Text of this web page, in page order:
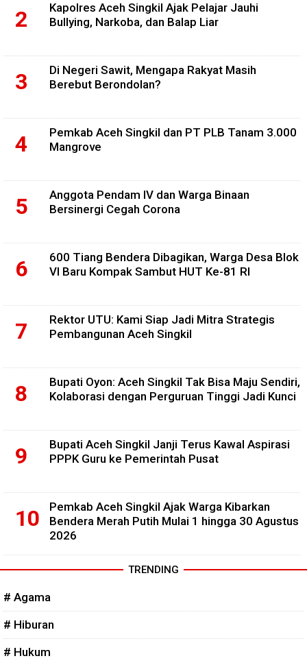
Kapolres Aceh Singkil Ajak Pelajar Jauhi
Bullying, Narkoba, dan Balap Liar
Di Negeri Sawit, Mengapa Rakyat Masih
Berebut Berondolan?
Pemkab Aceh Singkil dan PT PLB Tanam 3.000
Mangrove
Anggota Pendam IV dan Warga Binaan
Bersinergi Cegah Corona
600 Tiang Bendera Dibagikan, Warga Desa Blok
VI Baru Kompak Sambut HUT Ke-81 RI
Rektor UTU: Kami Siap Jadi Mitra Strategis
Pembangunan Aceh Singkil
Bupati Oyon: Aceh Singkil Tak Bisa Maju Sendiri,
Kolaborasi dengan Perguruan Tinggi Jadi Kunci
Bupati Aceh Singkil Janji Terus Kawal Aspirasi
PPPK Guru ke Pemerintah Pusat
Pemkab Aceh Singkil Ajak Warga Kibarkan
Bendera Merah Putih Mulai 1 hingga 30 Agustus
2026
TRENDING
# Agama
# Hiburan
# Hukum